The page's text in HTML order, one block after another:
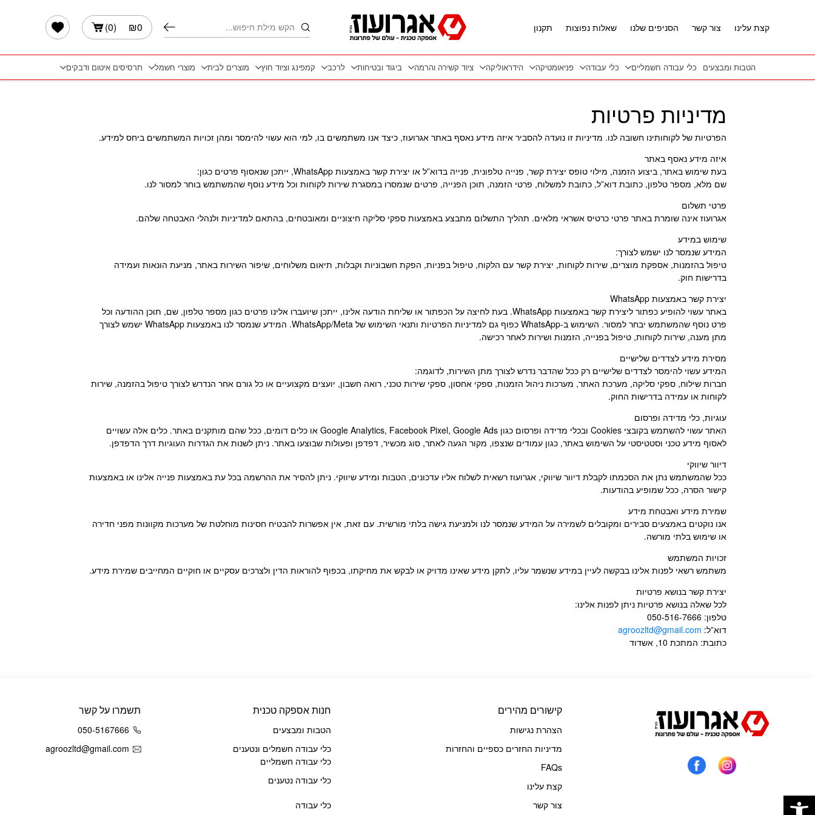
חיפוש
₪0
(
0
)
קצת עלינו
צור קשר הסניפים שלנו שאלות נפוצות תקנון
הטבות ומבצעים כלי עבודה חשמליים כלי עבודה פניאומטיקה הידראוליקה ציוד קשירה והרמה ביגוד ובטיחות לרכב קמפינג וציוד חוץ מוצרים לבית מוצרי חשמל תרסיסים איטום ודבקים
מדיניות פרטיות
הפרטיות של לקוחותינו חשובה לנו. מדיניות זו נועדה להסביר איזה מידע נאסף באתר אגרועוז, כיצד אנו משתמשים בו, למי הוא עשוי להימסר ומהן זכויות המשתמשים ביחס למידע.
איזה מידע נאסף באתר
בעת שימוש באתר, ביצוע הזמנה, מילוי טופס יצירת קשר, פנייה טלפונית, פנייה בדוא”ל או יצירת קשר באמצעות WhatsApp, ייתכן שנאסוף פרטים כגון:
שם מלא, מספר טלפון, כתובת דוא”ל, כתובת למשלוח, פרטי הזמנה, תוכן הפנייה, פרטים שנמסרו במסגרת שירות לקוחות וכל מידע נוסף שהמשתמש בוחר למסור לנו.
פרטי תשלום
אגרועוז אינה שומרת באתר פרטי כרטיס אשראי מלאים. תהליך התשלום מתבצע באמצעות ספקי סליקה חיצוניים ומאובטחים, בהתאם למדיניות ולנהלי האבטחה שלהם.
שימוש במידע
המידע שנמסר לנו ישמש לצורך:
טיפול בהזמנות, אספקת מוצרים, שירות לקוחות, יצירת קשר עם הלקוח, טיפול בפניות, הפקת חשבוניות וקבלות, תיאום משלוחים, שיפור השירות באתר, מניעת הונאות ועמידה
בדרישות חוק.
יצירת קשר באמצעות WhatsApp
באתר עשוי להופיע כפתור ליצירת קשר באמצעות WhatsApp. בעת לחיצה על הכפתור או שליחת הודעה אלינו, ייתכן שיועברו אלינו פרטים כגון מספר טלפון, שם, תוכן ההודעה וכל
פרט נוסף שהמשתמש יבחר למסור. השימוש ב-WhatsApp כפוף גם למדיניות הפרטיות ותנאי השימוש של WhatsApp/Meta. המידע שנמסר לנו באמצעות WhatsApp ישמש לצורך
מתן מענה, שירות לקוחות, טיפול בפנייה, הזמנות ושירות לאחר רכישה.
מסירת מידע לצדדים שלישיים
המידע עשוי להימסר לצדדים שלישיים רק ככל שהדבר נדרש לצורך מתן השירות, לדוגמה:
חברות שילוח, ספקי סליקה, מערכת האתר, מערכות ניהול הזמנות, ספקי אחסון, ספקי שירות טכני, רואה חשבון, יועצים מקצועיים או כל גורם אחר הנדרש לצורך טיפול בהזמנה, שירות
לקוחות או עמידה בדרישות החוק.
עוגיות, כלי מדידה ופרסום
האתר עשוי להשתמש בקובצי Cookies ובכלי מדידה ופרסום כגון Google Analytics, Facebook Pixel, Google Ads או כלים דומים, ככל שהם מותקנים באתר. כלים אלה עשויים
לאסוף מידע טכני וסטטיסטי על השימוש באתר, כגון עמודים שנצפו, מקור הגעה לאתר, סוג מכשיר, דפדפן ופעולות שבוצעו באתר. ניתן לשנות את הגדרות העוגיות דרך הדפדפן.
דיוור שיווקי
ככל שהמשתמש נתן את הסכמתו לקבלת דיוור שיווקי, אגרועוז רשאית לשלוח אליו עדכונים, הטבות ומידע שיווקי. ניתן להסיר את ההרשמה בכל עת באמצעות פנייה אלינו או באמצעות
קישור הסרה, ככל שמופיע בהודעות.
שמירת מידע ואבטחת מידע
אנו נוקטים באמצעים סבירים ומקובלים לשמירה על המידע שנמסר לנו ולמניעת גישה בלתי מורשית. עם זאת, אין אפשרות להבטיח חסינות מוחלטת של מערכות מקוונות מפני חדירה
או שימוש בלתי מורשה.
זכויות המשתמש
משתמש רשאי לפנות אלינו בבקשה לעיין במידע שנשמר עליו, לתקן מידע שאינו מדויק או לבקש את מחיקתו, בכפוף להוראות הדין ולצרכים עסקיים או חוקיים המחייבים שמירת מידע.
יצירת קשר בנושא פרטיות
לכל שאלה בנושא פרטיות ניתן לפנות אלינו:
טלפון: 050-516-7666
דוא”ל: agroozltd@gmail.com
כתובת: המתכת 10, אשדוד
קישורים מהירים
הצהרת נגישות
מדיניות החזרים כספיים והחזרות
FAQs
קצת עלינו
צור קשר
חנות אספקה טכנית
הטבות ומבצעים
כלי עבודה חשמלים ונטענים
כלי עבודה חשמליים
כלי עבודה נטענים
כלי עבודה
תשמרו על קשר
050-5167666
agroozltd@gmail.com
פתח סרגל נגישות